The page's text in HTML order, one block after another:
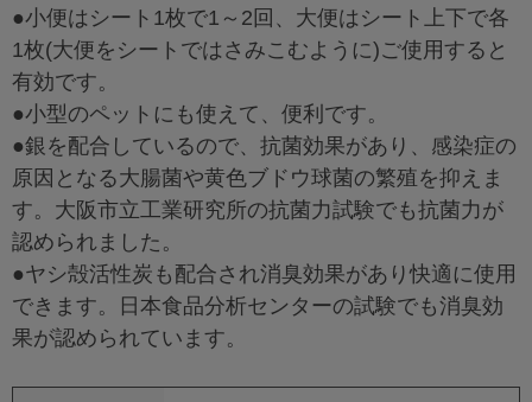
●小便はシート1枚で1～2回、大便はシート上下で各
1枚(大便をシートではさみこむように)ご使用すると
有効です。
●小型のペットにも使えて、便利です。
●銀を配合しているので、抗菌効果があり、感染症の
原因となる大腸菌や黄色ブドウ球菌の繁殖を抑えま
す。大阪市立工業研究所の抗菌力試験でも抗菌力が
認められました。
●ヤシ殻活性炭も配合され消臭効果があり快適に使用
できます。日本食品分析センターの試験でも消臭効
果が認められています。